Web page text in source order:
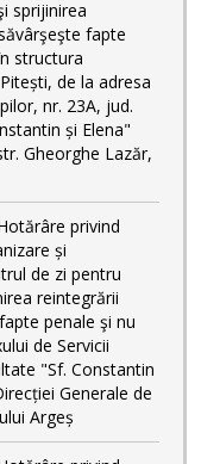
sprijinirea
fapte
structura
de la adresa
nr. 23A, jud.
și Elena"
Gheorghe Lazăr,
privind
și
de zi pentru
reintegrării
penale şi nu
de Servicii
"Sf. Constantin
Generale de
Argeș